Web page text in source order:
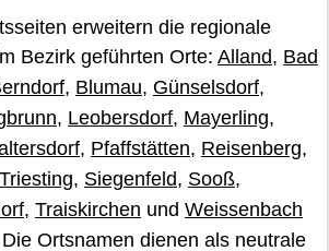
erweitern die regionale
Bezirk geführten Orte: Alland, Bad
, Blumau, Günselsdorf,
, Leobersdorf, Mayerling,
, Pfaffstätten, Reisenberg,
, Siegenfeld, Sooß,
, Traiskirchen und Weissenbach
Ortsnamen dienen als neutrale